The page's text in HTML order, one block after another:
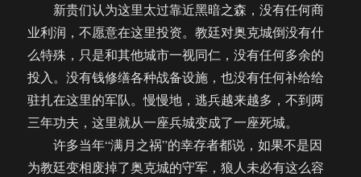
新贵们认为这里太过靠近黑暗之森，没有任何商
业利润，不愿意在这里投资。教廷对奥克城倒没有什
么特殊，只是和其他城市一视同仁，没有任何多余的
投入。没有钱修缮各种战备设施，也没有任何补给给
驻扎在这里的军队。慢慢地，逃兵越来越多，不到两
三年功夫，这里就从一座兵城变成了一座死城。
许多当年“满月之祸”的幸存者都说，如果不是因
为教廷变相废掉了奥克城的守军，狼人未必有这么容